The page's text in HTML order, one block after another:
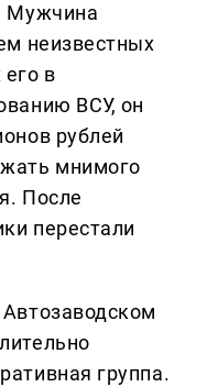
Мужчина
неизвестных
в
ВСУ, он
рублей
мнимого
После
перестали
группа.